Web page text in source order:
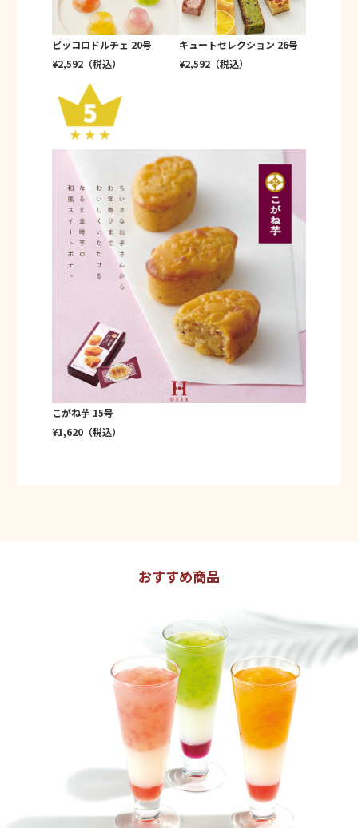
ピッコロドルチェ 20号
¥2,592（税込）
キュートセレクション 26号
¥2,592（税込）
こがね芋 15号
¥1,620（税込）
おすすめ商品